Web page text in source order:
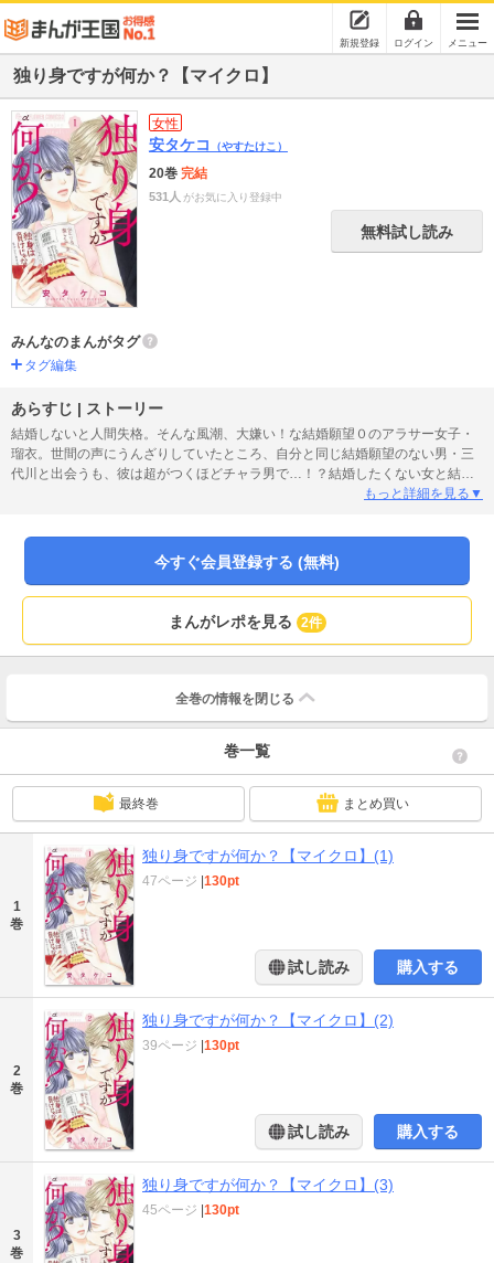
新規登録 ログイン メニュー
独り身ですが何か？【マイクロ】
女性
安タケコ （やすたけこ）
20巻 完結
531人 がお気に入り登録中
無料試し読み
みんなのまんがタグ
タグ編集
あらすじ | ストーリー
結婚しないと人間失格。そんな風潮、大嫌い！な結婚願望０のアラサー女子・
瑠衣。世間の声にうんざりしていたところ、自分と同じ結婚願望のない男・三
代川と出会うも、彼は超がつくほどチャラ男で…！？結婚したくない女と結婚
したくない男が出会ったら…？結婚観ラブバトルはじまります！もっと詳細を見る▼
今すぐ会員登録する (無料)
まんがレポを見る 2件
全巻の情報を 閉じる
巻一覧
最終巻 まとめ買い
1
巻
独り身ですが何か？【マイクロ】(1)
47ページ 130pt
試し読み 購入する
2
巻
独り身ですが何か？【マイクロ】(2)
39ページ 130pt
試し読み 購入する
3
巻
独り身ですが何か？【マイクロ】(3)
45ページ 130pt